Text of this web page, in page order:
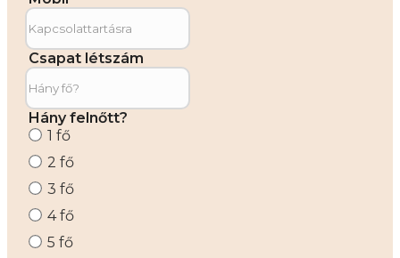
Csapat létszám
Hány felnőtt?
1 fő
2 fő
3 fő
4 fő
5 fő